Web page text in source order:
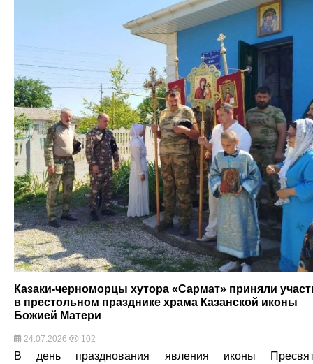
Казаки-черноморцы хутора «Сармат» приняли
в престольном празднике храма Казанской иконы
Божией Матери
24.07.2026 102
В день празднования явления иконы